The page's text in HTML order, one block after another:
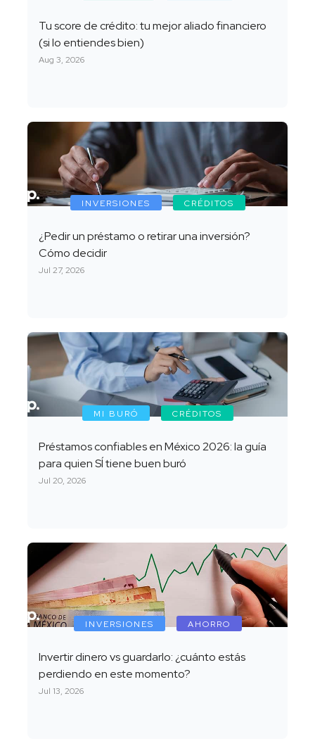
Tu score de crédito: tu mejor aliado financiero
(si lo entiendes bien)
Aug 3, 2026
INVERSIONES CRÉDITOS
¿Pedir un préstamo o retirar una inversión?
Cómo decidir
Jul 27, 2026
MI BURÓ CRÉDITOS
Préstamos confiables en México 2026: la guía
para quien SÍ tiene buen buró
Jul 20, 2026
INVERSIONES AHORRO
Invertir dinero vs guardarlo: ¿cuánto estás
perdiendo en este momento?
Jul 13, 2026